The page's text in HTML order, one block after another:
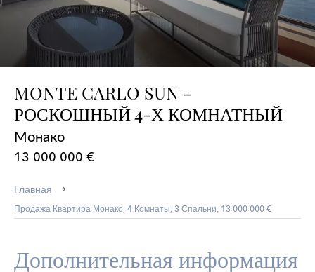
MONTE CARLO SUN -
РОСКОШНЫЙ 4-Х КОМНАТНЫЙ
Монако
13 000 000 €
Главная
Продажа Квартира Монако, 4 Комнаты, 3 Спальни, 13 000 000 €
Дополнительная информация